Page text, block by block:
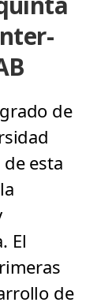
de
esta
El
de